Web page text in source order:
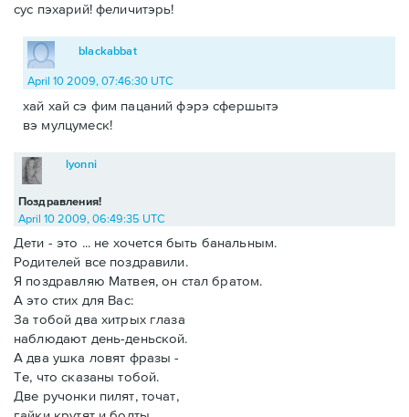
сус пэхарий! феличитэрь!
blackabbat
April 10 2009, 07:46:30 UTC
хай хай сэ фим пацаний фэрэ сфершытэ
вэ мулцумеск!
Поздравления!
lyonni
April 10 2009, 06:49:35 UTC
Дети - это ... не хочется быть банальным.
Родителей все поздравили.
Я поздравляю Матвея, он стал братом.
А это стих для Вас:
За тобой два хитрых глаза
наблюдают день-деньской.
А два ушка ловят фразы -
Те, что сказаны тобой.
Две ручонки пилят, точат,